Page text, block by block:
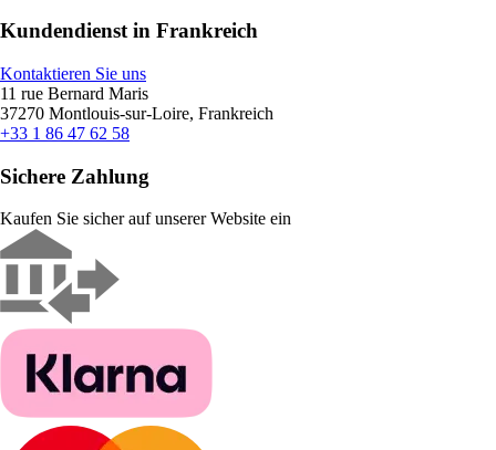
Kundendienst in Frankreich
Kontaktieren Sie uns
11 rue Bernard Maris
37270 Montlouis-sur-Loire, Frankreich
+33 1 86 47 62 58
Sichere Zahlung
Kaufen Sie sicher auf unserer Website ein